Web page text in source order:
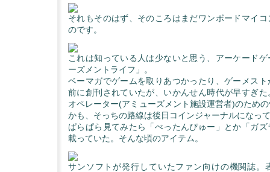
それもそのはず、そのころはまだワンボードマイ
のです。
これは知っている人は少ないと思う、アーケード
ーズメントライフ」。
ベーマガでゲームを取りあつかったり、ゲーメス
前に創刊されていたが、いかんせん時代が早すぎ
オペレーター(アミューズメント施設運営者)のため
かも、そっちの路線は後日コインジャーナルになっ
ぱらぱら見てみたら「ぺったんぴゅー」とか「ガ
載っていた。そんな頃のアイテム。
サンソフトが発行していたファン向けの機関誌。